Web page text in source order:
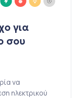
για
σου
να
ηλεκτρικού